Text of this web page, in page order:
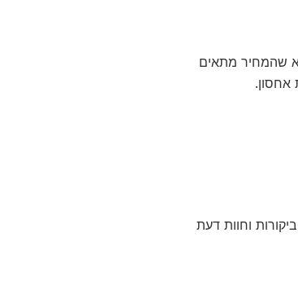
שהמחיר מתאים
אחסון.
וחוות דעת